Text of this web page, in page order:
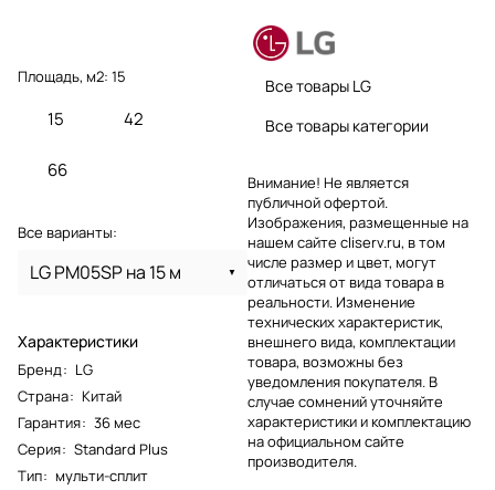
Площадь, м2: 15
15 42
66
Все варианты:
LG PM05SP на 15 м
Характеристики
Бренд: LG
Страна: Китай
Гарантия: 36 мес
Серия: Standard Plus
Тип: мульти-сплит
Все товары LG
Все товары категории
Внимание! Не является
публичной офертой.
Изображения, размещенные на
нашем сайте cliserv.ru, в том
числе размер и цвет, могут
отличаться от вида товара в
реальности. Изменение
технических характеристик,
внешнего вида, комплектации
товара, возможны без
уведомления покупателя. В
случае сомнений уточняйте
характеристики и комплектацию
на официальном сайте
производителя.